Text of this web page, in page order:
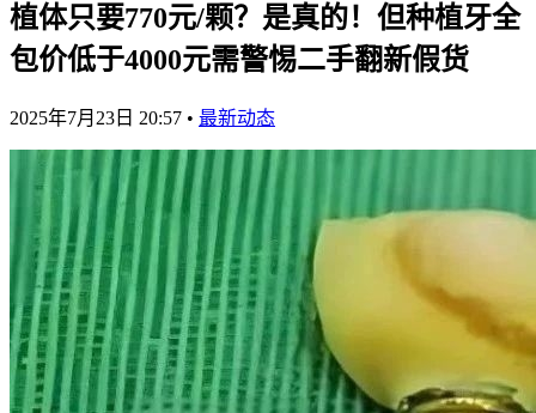
植体只要770元/颗？是真的！但种植牙全
包价低于4000元需警惕二手翻新假货
2025年7月23日 20:57 • 最新动态